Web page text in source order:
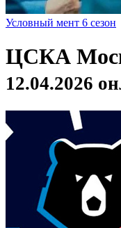
Условный мент 6 сезон
ЦСКА
12.04.2026